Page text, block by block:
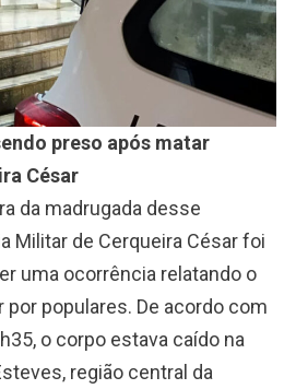
preso após matar
César
da madrugada desse
Militar de Cerqueira César foi
uma ocorrência relatando o
populares. De acordo com
o corpo estava caído na
região central da